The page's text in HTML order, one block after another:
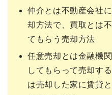
仲介とは不動産会社
却方法で、買取とは
てもらう売却方法
任意売却とは金融機
してもらって売却す
は売却した家に賃貸